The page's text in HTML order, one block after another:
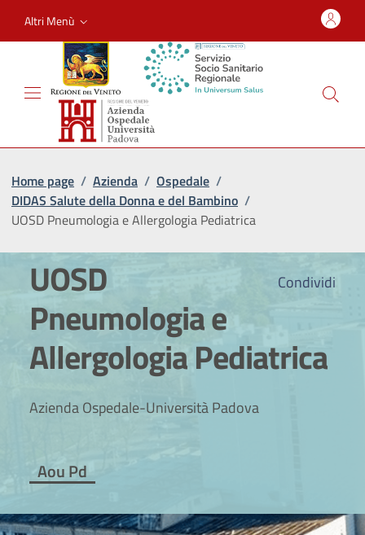
Altri Menù
Home page / Azienda / Ospedale /
DIDAS Salute della Donna e del Bambino /
UOSD Pneumologia e Allergologia Pediatrica
Condividi
UOSD
Pneumologia e
Allergologia Pediatrica
Azienda Ospedale-Università Padova
Aou Pd